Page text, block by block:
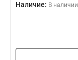
Наличие: В наличии